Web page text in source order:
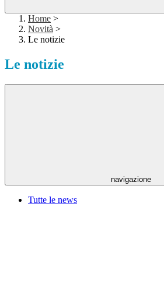
Home >
Novità >
Le notizie
Le notizie
navigazione
Tutte le news